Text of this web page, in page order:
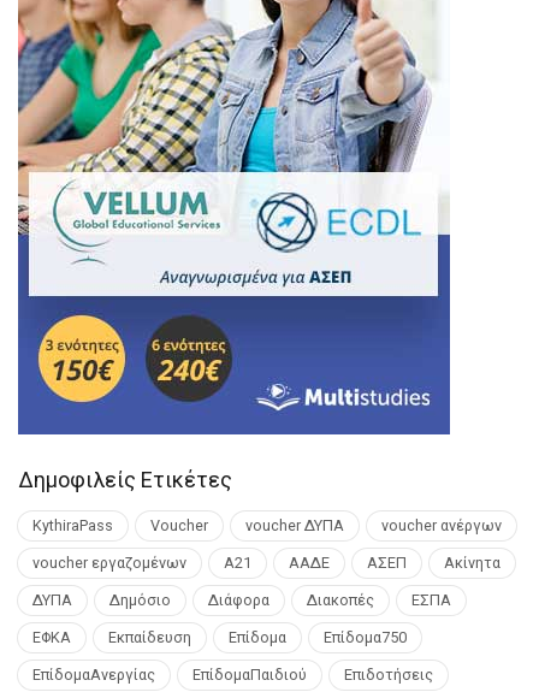
Δημοφιλείς Ετικέτες
KythiraPass Voucher voucher ΔΥΠΑ voucher ανέργων
voucher εργαζομένων Α21 ΑΑΔΕ ΑΣΕΠ Ακίνητα
ΔΥΠΑ Δημόσιο Διάφορα Διακοπές ΕΣΠΑ
ΕΦΚΑ Εκπαίδευση Επίδομα Επίδομα750
ΕπίδομαΑνεργίας ΕπίδομαΠαιδιού Επιδοτήσεις